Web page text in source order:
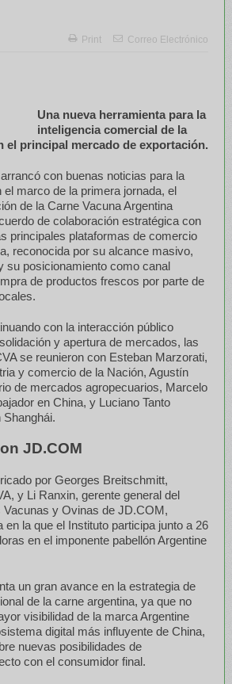
Print Correo Electrónico
Una nueva herramienta para la
inteligencia comercial de la
el principal mercado de exportación.
con buenas noticias para la
el marco de la primera jornada, el
de la Carne Vacuna Argentina
de colaboración estratégica con
principales plataformas de comercio
reconocida por su alcance masivo,
su posicionamiento como canal
de productos frescos por parte de
con la interacción público
y apertura de mercados, las
se reunieron con Esteban Marzorati,
y comercio de la Nación, Agustín
de mercados agropecuarios, Marcelo
en China, y Luciano Tanto
JD.COM
por Georges Breitschmitt,
y Li Ranxin, gerente general del
Vacunas y Ovinas de JD.COM,
en la que el Instituto participa junto a 26
en el imponente pabellón Argentine
un gran avance en la estrategia de
de la carne argentina, ya que no
visibilidad de la marca Argentine
digital más influyente de China,
nuevas posibilidades de
con el consumidor final.